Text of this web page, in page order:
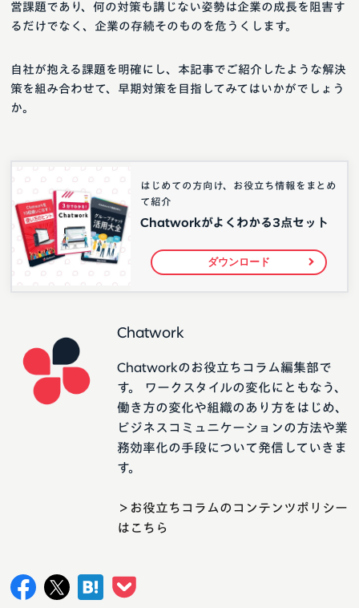
営課題であり、何の対策も講じない姿勢は企業の成長を阻害す
るだけでなく、企業の存続そのものを危うくします。
自社が抱える課題を明確にし、本記事でご紹介したような解決
策を組み合わせて、早期対策を目指してみてはいかがでしょう
か。
はじめての方向け、お役立ち情報をまとめ
て紹介
Chatworkがよくわかる3点セット
ダウンロード
Chatwork
Chatworkのお役立ちコラム編集部で
す。 ワークスタイルの変化にともなう、
働き方の変化や組織のあり方をはじめ、
ビジネスコミュニケーションの方法や業
務効率化の手段について発信していきま
す。
＞お役立ちコラムのコンテンツポリシー
はこちら